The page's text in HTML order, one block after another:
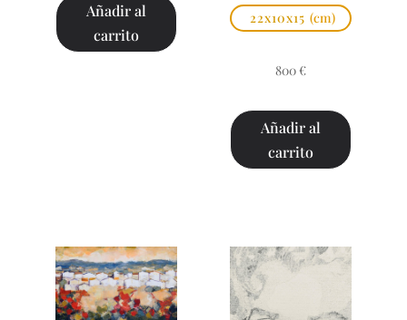
Añadir al
carrito
22x10x15 (cm)
800 €
Añadir al
carrito